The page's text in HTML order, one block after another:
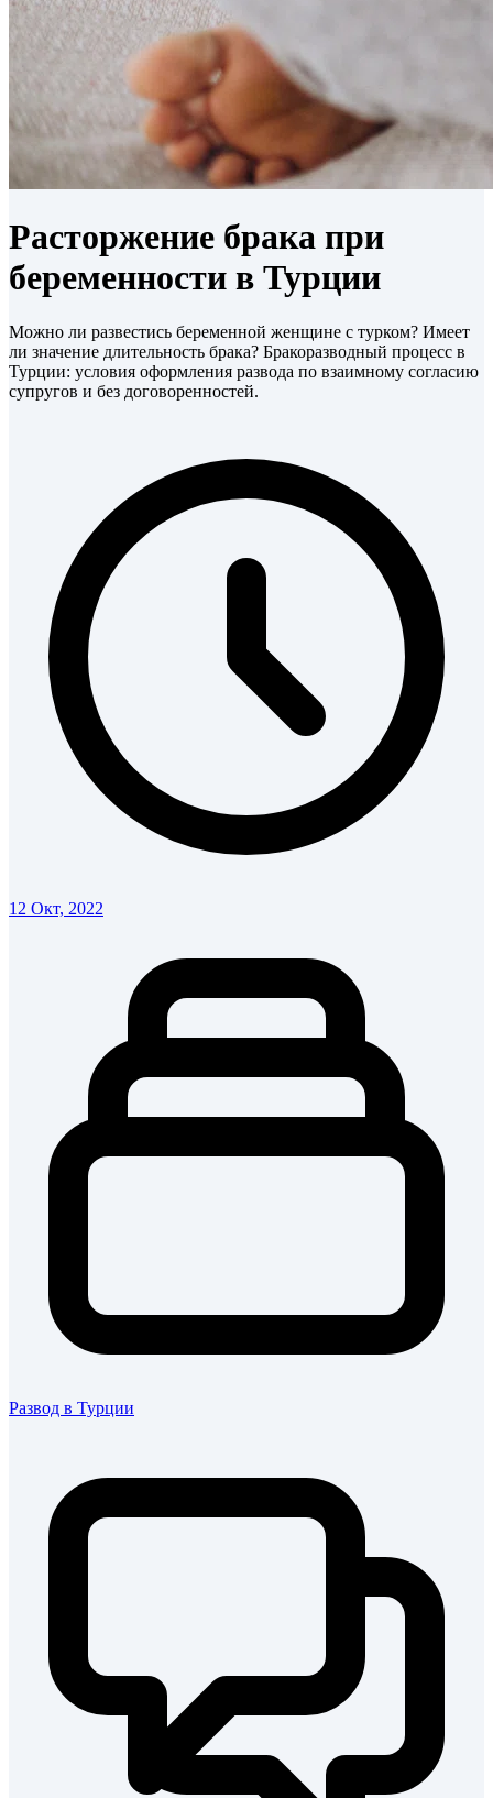
Расторжение брака при
беременности в Турции
Можно ли развестись беременной женщине с турком? Имеет
ли значение длительность брака? Бракоразводный процесс в
Турции: условия оформления развода по взаимному согласию
супругов и без договоренностей.
12 Окт, 2022
Развод в Турции